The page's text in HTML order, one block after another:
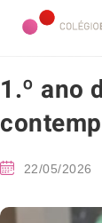
1.º ano
22/05/2026